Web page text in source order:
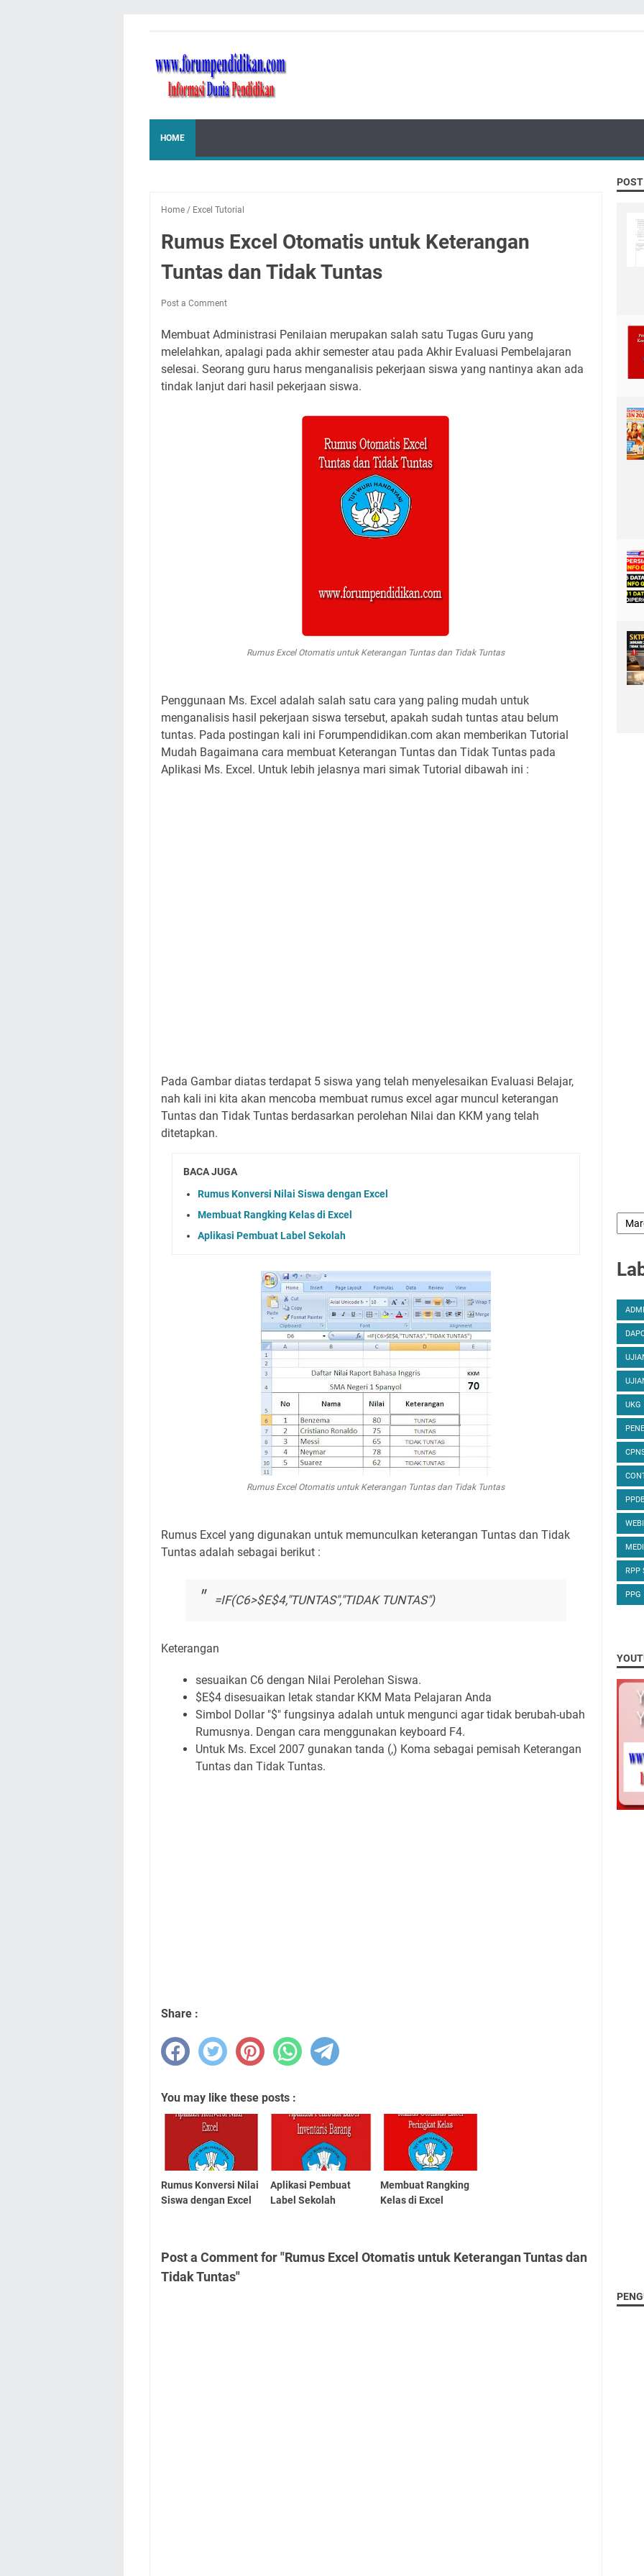
HOME
Home / Excel Tutorial
Rumus Excel Otomatis untuk Keterangan
Tuntas dan Tidak Tuntas
Post a Comment
Membuat Administrasi Penilaian merupakan salah satu Tugas Guru yang
melelahkan, apalagi pada akhir semester atau pada Akhir Evaluasi Pembelajaran
selesai. Seorang guru harus menganalisis pekerjaan siswa yang nantinya akan ada
tindak lanjut dari hasil pekerjaan siswa.
Rumus Excel Otomatis untuk Keterangan Tuntas dan Tidak Tuntas
Penggunaan Ms. Excel adalah salah satu cara yang paling mudah untuk
menganalisis hasil pekerjaan siswa tersebut, apakah sudah tuntas atau belum
tuntas. Pada postingan kali ini Forumpendidikan.com akan memberikan Tutorial
Mudah Bagaimana cara membuat Keterangan Tuntas dan Tidak Tuntas pada
Aplikasi Ms. Excel. Untuk lebih jelasnya mari simak Tutorial dibawah ini :
Pada Gambar diatas terdapat 5 siswa yang telah menyelesaikan Evaluasi Belajar,
nah kali ini kita akan mencoba membuat rumus excel agar muncul keterangan
Tuntas dan Tidak Tuntas berdasarkan perolehan Nilai dan KKM yang telah
ditetapkan.
BACA JUGA
Rumus Konversi Nilai Siswa dengan Excel
Membuat Rangking Kelas di Excel
Aplikasi Pembuat Label Sekolah
Rumus Excel Otomatis untuk Keterangan Tuntas dan Tidak Tuntas
Rumus Excel yang digunakan untuk memunculkan keterangan Tuntas dan Tidak
Tuntas adalah sebagai berikut :
=IF(C6>$E$4,"TUNTAS","TIDAK TUNTAS")
Keterangan
sesuaikan C6 dengan Nilai Perolehan Siswa.
$E$4 disesuaikan letak standar KKM Mata Pelajaran Anda
Simbol Dollar "$" fungsinya adalah untuk mengunci agar tidak berubah-ubah
Rumusnya. Dengan cara menggunakan keyboard F4.
Untuk Ms. Excel 2007 gunakan tanda (,) Koma sebagai pemisah Keterangan
Tuntas dan Tidak Tuntas.
Share :
You may like these posts :
Rumus Konversi Nilai
Siswa dengan Excel
Aplikasi Pembuat
Label Sekolah
Membuat Rangking
Kelas di Excel
Post a Comment for "Rumus Excel Otomatis untuk Keterangan Tuntas dan
Tidak Tuntas"
UKG
RPP
PPG